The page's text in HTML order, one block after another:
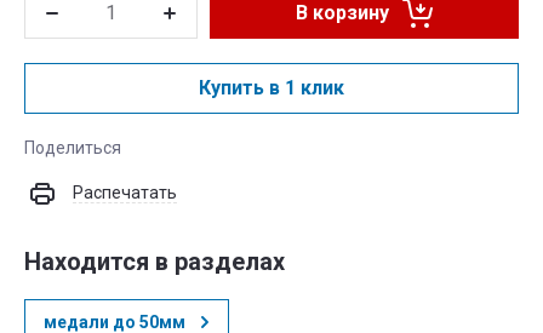
В корзину
Купить в 1 клик
Поделиться
Распечатать
Находится в разделах
медали до 50мм